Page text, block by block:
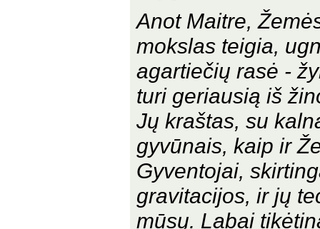
Anot Maitre,
mokslas teigia,
agartiečių rasė -
turi geriausią iš
Jų kraštas, su
gyvūnais, kaip ir
Gyventojai,
gravitacijos, ir jų
mūsų. Labai